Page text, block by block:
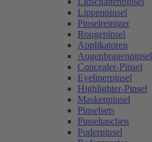
Lippenpinsel
Pinselreiniger
Rougepinsel
Applikatoren
Augenbrauenpinsel
Concealer-Pinsel
Eyelinerpinsel
Highlighter-Pinsel
Maskenpinsel
Pinselsets
Pinseltaschen
Puderpinsel